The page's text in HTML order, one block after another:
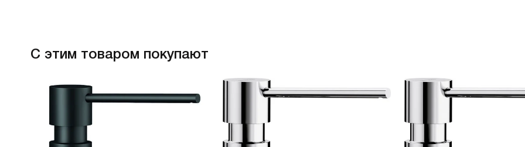
С этим товаром покупают